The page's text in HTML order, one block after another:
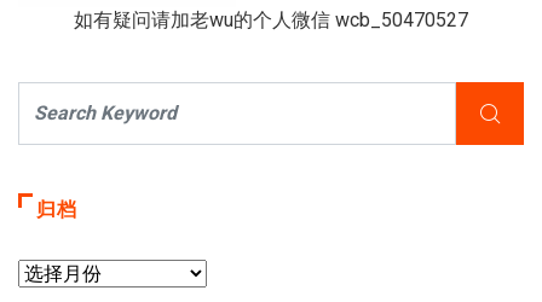
如有疑问请加老wu的个人微信 wcb_50470527
归档